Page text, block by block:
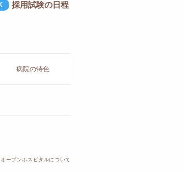
採用試験の日程
病院の特色
ープンホスピタルについて